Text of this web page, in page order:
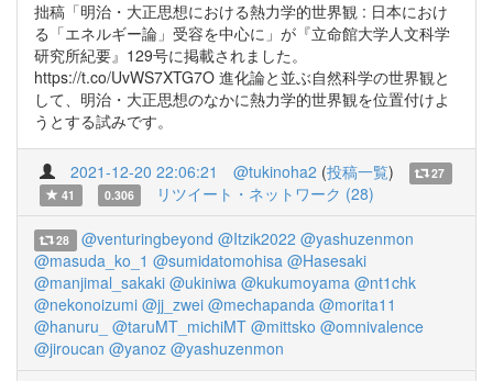
拙稿「明治・大正思想における熱力学的世界観 : 日本におけ
る「エネルギー論」受容を中心に」が『立命館大学人文科学
研究所紀要』129号に掲載されました。
https://t.co/UvWS7XTG7O 進化論と並ぶ自然科学の世界観と
して、明治・大正思想のなかに熱力学的世界観を位置付けよ
うとする試みです。
2021-12-20 22:06:21 @tukinoha2 (投稿一覧)
27
41
0.306 リツイート・ネットワーク (28)
28 @venturingbeyond @Itzik2022 @yashuzenmon
@masuda_ko_1 @sumidatomohisa @Hasesaki
@manjimal_sakaki @ukiniwa @kukumoyama @nt1chk
@nekonoizumi @jj_zwei @mechapanda @morita11
@hanuru_
@taruMT_michiMT @mittsko @omnivalence
@jiroucan @yanoz @yashuzenmon